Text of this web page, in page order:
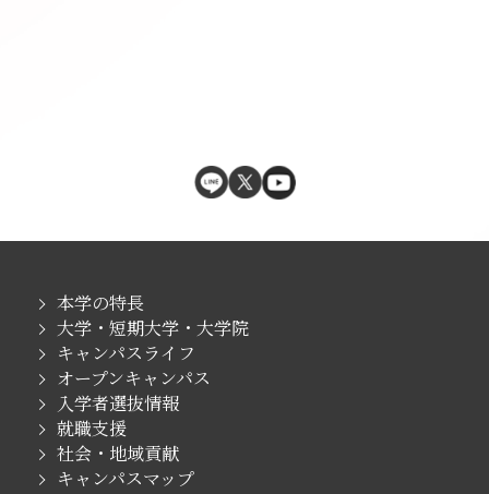
本学の特長
大学・短期大学・大学院
キャンパスライフ
オープンキャンパス
入学者選抜情報
就職支援
社会・地域貢献
キャンパスマップ